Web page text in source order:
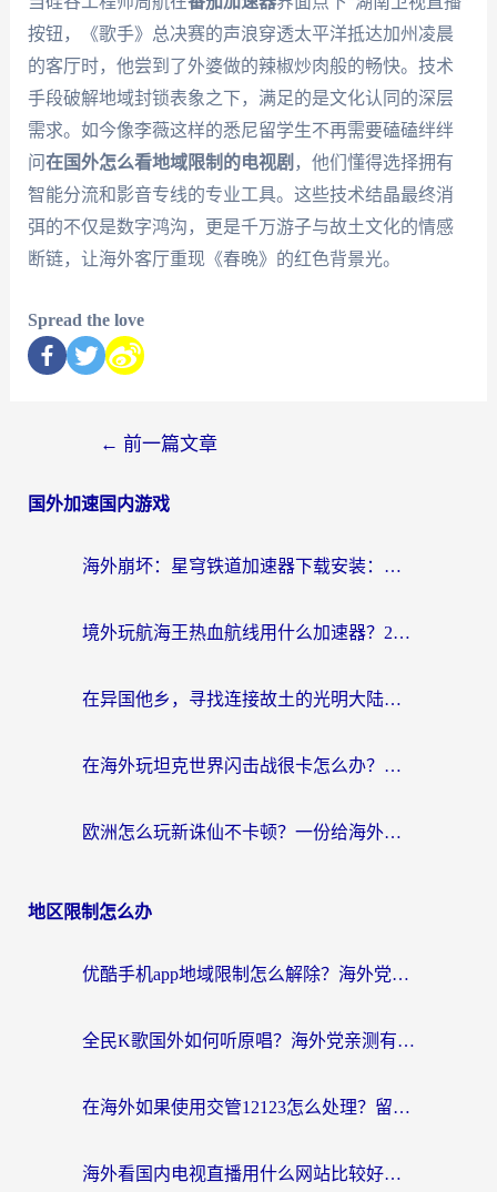
按钮，《歌手》总决赛的声浪穿透太平洋抵达加州凌晨
的客厅时，他尝到了外婆做的辣椒炒肉般的畅快。技术
手段破解地域封锁表象之下，满足的是文化认同的深层
需求。如今像李薇这样的悉尼留学生不再需要磕磕绊绊
问 在国外怎么看地域限制的电视剧 ，他们懂得选择拥有
智能分流和影音专线的专业工具。这些技术结晶最终消
弭的不仅是数字鸿沟，更是千万游子与故土文化的情感
断链，让海外客厅重现《春晚》的红色背景光。
Spread the love
← 前一篇文章
国外加速国内游戏
海外崩坏：星穹铁道加速器下载安装：一份给游子的终极网络指南
境外玩航海王热血航线用什么加速器？2026海外玩家实测最优方案（附欧洲问道堡垒前线加速技巧）
在异国他乡，寻找连接故土的光明大陆免费加速器
在海外玩坦克世界闪击战很卡怎么办？老玩家亲测有效的加速器选择指南
欧洲怎么玩新诛仙不卡顿？一份给海外游子的国服游戏畅玩指南
地区限制怎么办
优酷手机app地域限制怎么解除？海外党亲测有效的追剧方案
全民K歌国外如何听原唱？海外党亲测有效的回国加速器选择指南
在海外如果使用交管12123怎么处理？留学生亲测有效的回国加速方案
海外看国内电视直播用什么网站比较好？一篇解决你所有追剧难题的实用指南